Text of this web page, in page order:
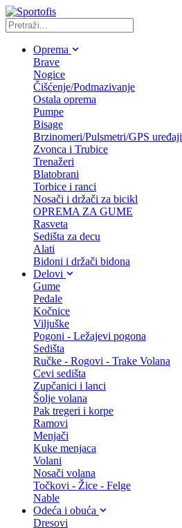
Oprema
Brave
Nogice
Čišćenje/Podmazivanje
Ostala oprema
Pumpe
Bisage
Brzinomeri/Pulsmetri/GPS uređaji
Zvonca i Trubice
Trenažeri
Blatobrani
Torbice i ranci
Nosači i držači za bicikl
OPREMA ZA GUME
Rasveta
Sedišta za decu
Alati
Bidoni i držači bidona
Delovi
Gume
Pedale
Kočnice
Viljuške
Pogoni - Ležajevi pogona
Sedišta
Ručke - Rogovi - Trake Volana
Cevi sedišta
Zupčanici i lanci
Šolje volana
Pak tregeri i korpe
Ramovi
Menjači
Kuke menjaca
Volani
Nosači volana
Točkovi - Žice - Felge
Nable
Odeća i obuća
Dresovi